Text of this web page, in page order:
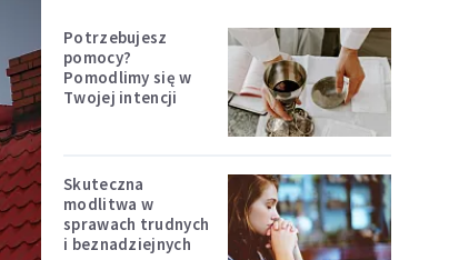
Potrzebujesz
pomocy?
Pomodlimy się w
Twojej intencji
Skuteczna
modlitwa w
sprawach trudnych
i beznadziejnych